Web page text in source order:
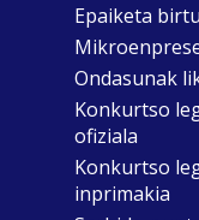
Epaiketa
Ondasunak
Konkurtso
ofiziala
Konkurtso
inprimakia